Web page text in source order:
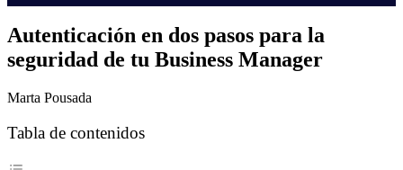
Autenticación en dos pasos para la
seguridad de tu Business Manager
Marta Pousada
Tabla de contenidos